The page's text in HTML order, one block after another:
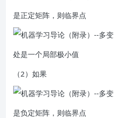
是正定矩阵，则临界点
处是一个局部极小值
（2）如果
是负定矩阵，则临界点